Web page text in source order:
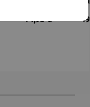
Preis:Regulärer Preis:
74,95 €